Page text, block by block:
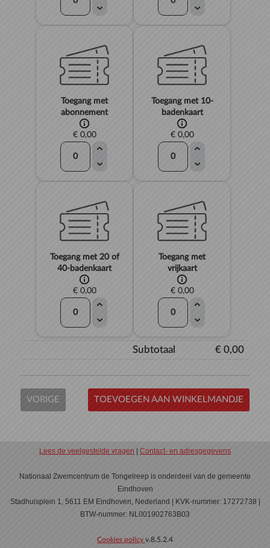
Toegang met
abonnement
€ 0,00
Toegang met 10-
badenkaart
€ 0,00
Toegang met 20 of
40-badenkaart
€ 0,00
Toegang met
vrijkaart
€ 0,00
Subtotaal € 0,00
VORIGE TOEVOEGEN AAN WINKELMANDJE
Lees de veelgestelde vragen Contact- en adresgegevens
Nationaal Zwemcentrum de Tongelreep is onderdeel van de gemeente
Eindhoven
Stadhuisplein 1, 5611 EM Eindhoven, Nederland | KVK-nummer: 17272738 |
BTW-nummer: NL001902763B03
Cookies policy v.8.5.2.4